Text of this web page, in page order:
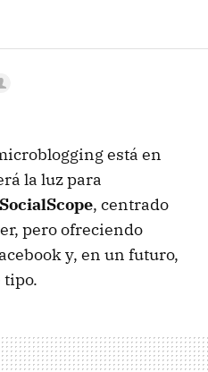
está en
la luz para
SocialScope, centrado
pero ofreciendo
y, en un futuro,
tipo.